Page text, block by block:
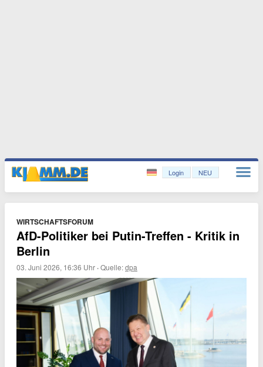
Login NEU
WIRTSCHAFTSFORUM
AfD-Politiker bei Putin-Treffen - Kritik in
Berlin
03. Juni 2026, 16:36 Uhr ·Quelle:dpa